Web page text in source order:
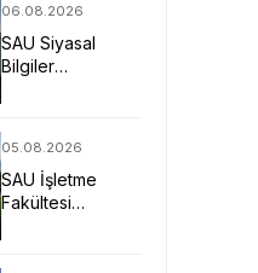
Geleceğine
Işık Tuttu
06.08.2026
SAU Siyasal
Bilgiler
Uzmanlarını
Bekliyor
05.08.2026
SAU İşletme
Fakültesi